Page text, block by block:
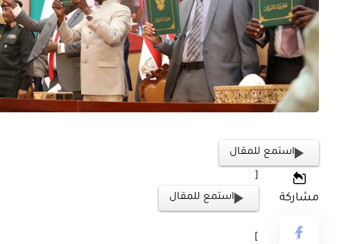
استمع للمقال
مشاركة
[
استمع للمقال
]